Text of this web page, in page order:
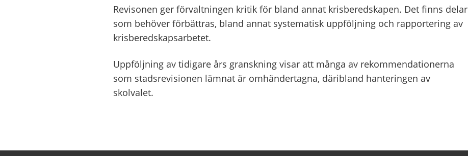
Revisonen ger förvaltningen kritik för bland annat krisberedskapen. Det finns delar
som behöver förbättras, bland annat systematisk uppföljning och rapportering av
krisberedskapsarbetet.
Uppföljning av tidigare års granskning visar att många av rekommendationerna
som stadsrevisionen lämnat är omhändertagna, däribland hanteringen av
skolvalet.